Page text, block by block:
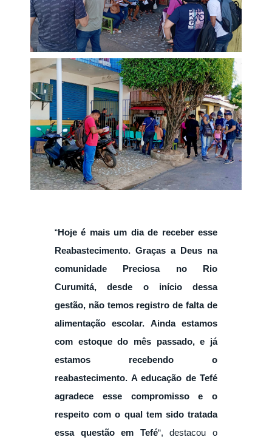
“Hoje é mais um dia de receber esse
Reabastecimento. Graças a Deus na
comunidade Preciosa no Rio
Curumitá, desde o início dessa
gestão, não temos registro de falta de
alimentação escolar. Ainda estamos
com estoque do mês passado, e já
estamos recebendo o
reabastecimento. A educação de Tefé
agradece esse compromisso e o
respeito com o qual tem sido tratada
essa questão em Tefé“, destacou o